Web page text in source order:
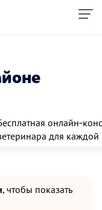
для
, чтобы показать